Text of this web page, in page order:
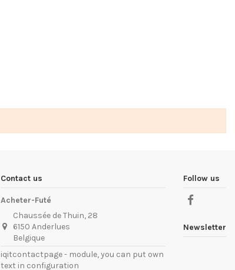
Contact us
Acheter-Futé
Chaussée de Thuin, 28
6150 Anderlues
Belgique
iqitcontactpage - module, you can put own
text in configuration
Follow us
Newsletter